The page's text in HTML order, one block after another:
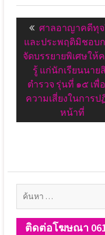
เรื่องPrevious
post:
ศาลอาญาคดีทุ
และประพฤติมิชอบ
จัดบรรยายพิเศษให้
รู้ แก่นักเรียนนาย
ตำรวจ รุ่นที่ ๑๕ เพื่
ความเสี่ยงในการป
หน้าที่
ค้นหา
ติดต่อโฆษณา